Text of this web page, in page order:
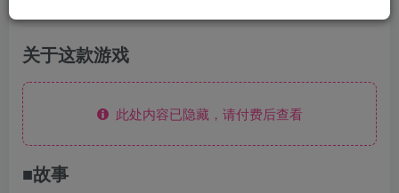
关于这款游戏
此处内容已隐藏，请付费后查看
■故事